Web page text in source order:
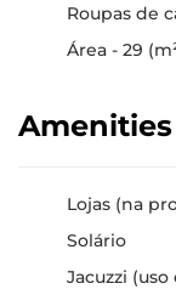
Roupas de
Área - 29
Lojas (na
Solário
Jacuzzi